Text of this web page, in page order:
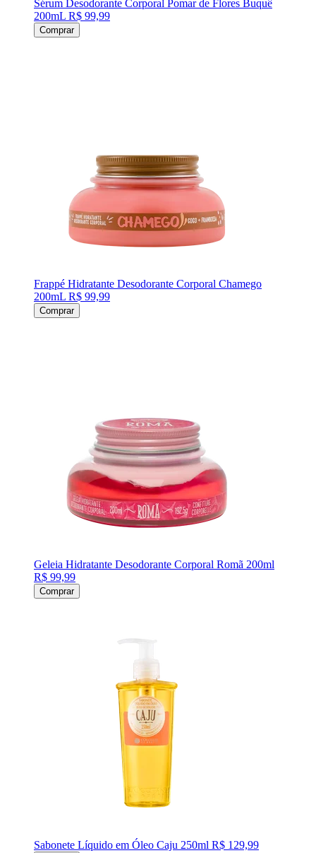
Sérum Desodorante Corporal Pomar de Flores Buquê
200mL R$ 99,99
Comprar
Frappé Hidratante Desodorante Corporal Chamego
200mL R$ 99,99
Comprar
Geleia Hidratante Desodorante Corporal Romã 200ml
R$ 99,99
Comprar
Sabonete Líquido em Óleo Caju 250ml R$ 129,99